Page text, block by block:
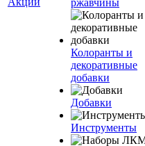
ржавчины
Колоранты и
декоративные
добавки
Добавки
Инструменты